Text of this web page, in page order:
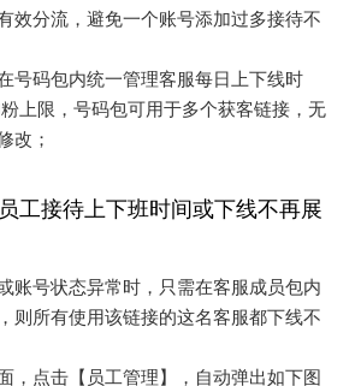
效分流，避免一个账号添加过多接待不
号码包内统一管理客服每日上下线时
上限，号码包可用于多个获客链接，无
改；
工接待上下班时间或下线不再展
账号状态异常时，只需在客服成员包内
则所有使用该链接的这名客服都下线不
，点击【员工管理】，自动弹出如下图